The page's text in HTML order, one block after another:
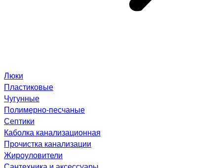
Люки
Пластиковые
Чугунные
Полимерно-песчаные
Септики
Каболка канализационная
Прочистка канализации
Жироуловители